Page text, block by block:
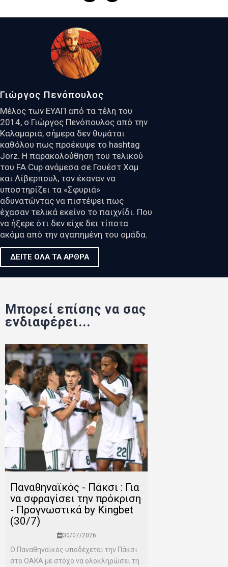
Γιώργος Πενόπουλος
Μέλος των ΕΥΑΠ από τα τέλη του
2014, ο Γιώργος Πενόπουλος από την
Καλαμαριά, σήμερα δεν θυμάται
καθόλου πως προέκυψε το hashtag
Jorz. Η παρακολούθηση του τελικού
του FA Cup ανάμεσα σε Γουέστ Χαμ
και Λίβερπουλ, τον έκαναν να
υποστηρίζει τα «Σφυριά»
αδυνατώντας να πιστέψει πως
έχασαν τελικά εκείνο το παιχνίδι. Που
να ήξερε ότι δεν είχε δει τίποτα
ακόμα από την αγαπημένη του ομάδα.
ΔΕΙΤΕ ΟΛΑ ΤΑ ΑΡΘΡΑ
Μπορεί επίσης να σας
ενδιαφέρει...
Παναθηναϊκός - Πάκσι : Για
να σφραγίσει την πρόκριση
- Προγνωστικά by Kingbet
(30/7)
30/07/2026
Ο Παναθηναϊκός υποδέχεται την Πάκσι
στο ΟΑΚΑ με στόχο να ολοκληρώσει τη